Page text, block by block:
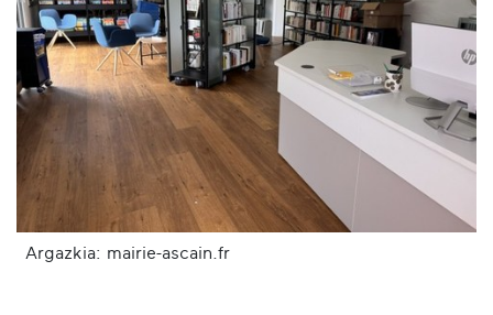
Argazkia: mairie-ascain.fr